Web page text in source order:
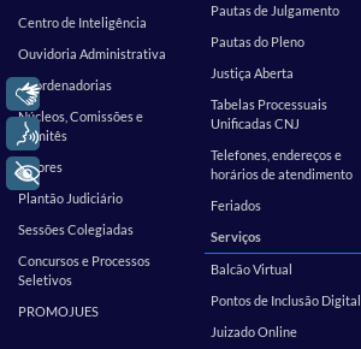
Centro de Inteligência
Ouvidoria Administrativa
Coordenadorias
Núcleos, Comissões e
Comitês
Setores
Plantão Judiciário
Sessões Colegiadas
Concursos e Processos
Seletivos
PROMOJUES
Pautas de Julgamento
Pautas do Pleno
Justiça Aberta
Tabelas Processuais
Unificadas CNJ
Telefones, endereços e
horários de atendimento
Feriados
Serviços
Balcão Virtual
Pontos de Inclusão Digital
Juizado Online
Libras